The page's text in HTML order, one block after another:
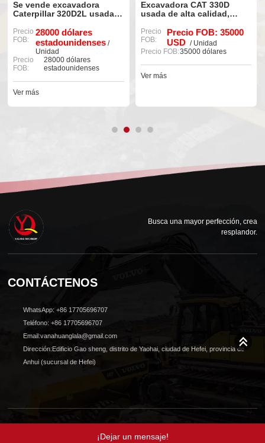
Se vende excavadora
Caterpillar 320D2L usada,
en excelente estado.
Precio
FOB:
28000 dólares
estadounidenses /
Unidad
Precio
FOB:
28000 dólares
estadounidenses
Ver más
Excavadora CAT 330D
usada de alta calidad,
excelente estado.
Precio
FOB:
Precio FOB: 35000
USD / Unidad
Precio FOB:35000 dólares
Ver más
Busca una mayor perfección, crea
resplandor.
CONTÁCTENOS
WhatsApp: +86 17705696707
Teléfono: +86 17705696707
Email:vanahuanglala@gmail.com
Dirección:Edificio Gao sheng, distrito de Yaohai, ciudad de Hefei, provincia de
Anhui (sucursal de Hefei)
© 2024 Todos los derechos reservados Shanghai Yuqiang Construction Machinery
política de privacidad
¡Dejar un mensaje!